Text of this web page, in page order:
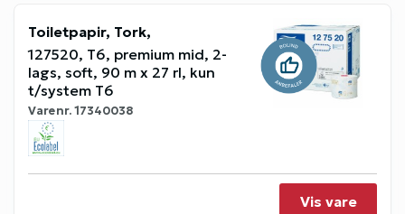
Toiletpapir, Tork,
127520, T6, premium mid, 2-
lags, soft, 90 m x 27 rl, kun
t/system T6
Varenr.17340038
Vis vare